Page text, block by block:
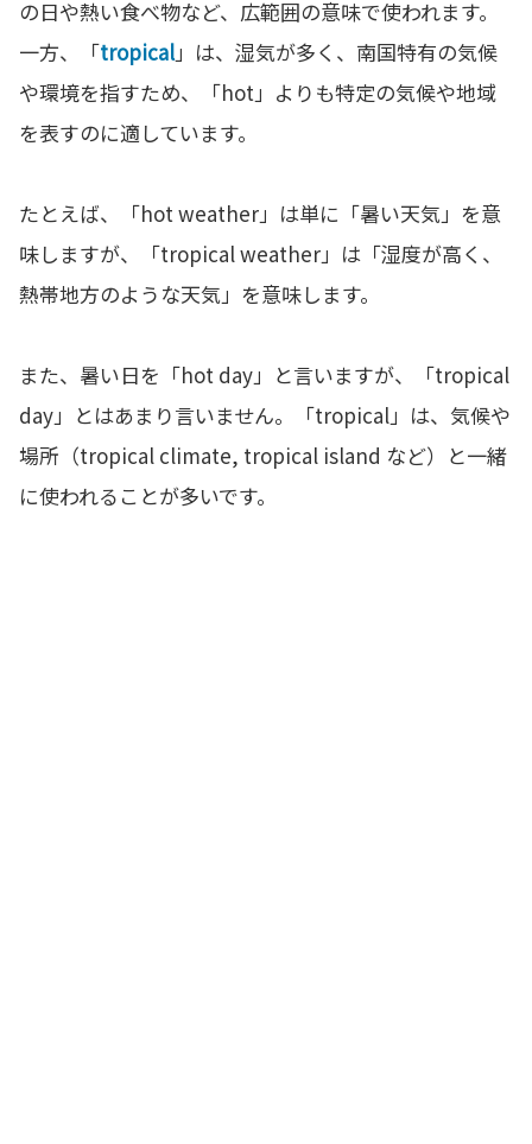
の日や熱い食べ物など、広範囲の意味で使われます。
一方、「tropical」は、湿気が多く、南国特有の気候
や環境を指すため、「hot」よりも特定の気候や地域
を表すのに適しています。
たとえば、「hot weather」は単に「暑い天気」を意
味しますが、「tropical weather」は「湿度が高く、
熱帯地方のような天気」を意味します。
また、暑い日を「hot day」と言いますが、「tropical
day」とはあまり言いません。「tropical」は、気候や
場所（tropical climate, tropical island など）と一緒
に使われることが多いです。